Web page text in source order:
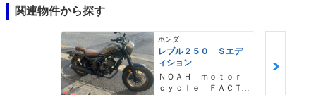
関連物件から探す
ホンダ
レブル２５０ Ｓエデ
ィション
ＮＯＡＨ ｍｏｔｏｒ
ｃｙｃｌｅ ＦＡＣＴ